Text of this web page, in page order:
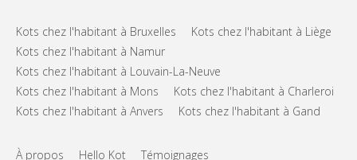
Kots chez l'habitant à Bruxelles
Kots chez l'habitant à Liège
Kots chez l'habitant à Namur
Kots chez l'habitant à Louvain-La-Neuve
Kots chez l'habitant à Mons
Kots chez l'habitant à Charleroi
Kots chez l'habitant à Anvers
Kots chez l'habitant à Gand
À propos Hello Kot Témoignages